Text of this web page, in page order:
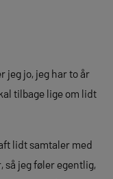
jeg jo, jeg har to år
tilbage lige om lidt
lidt samtaler med
så jeg føler egentlig,